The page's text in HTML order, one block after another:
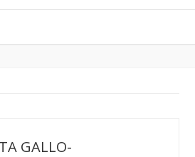
GALLO-